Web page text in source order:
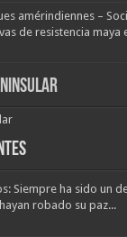
amérindiennes –
de resistencia maya
Siempre ha sido un
robado su paz...